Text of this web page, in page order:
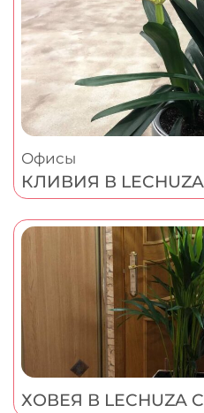
Офисы
КЛИВИЯ В LECHUZA
ХОВЕЯ В LECHUZA